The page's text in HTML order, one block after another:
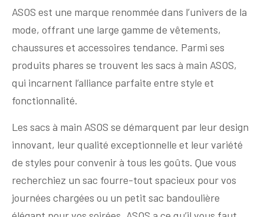
ASOS est une marque renommée dans l’univers de la
mode, offrant une large gamme de vêtements,
chaussures et accessoires tendance. Parmi ses
produits phares se trouvent les sacs à main ASOS,
qui incarnent l’alliance parfaite entre style et
fonctionnalité.
Les sacs à main ASOS se démarquent par leur design
innovant, leur qualité exceptionnelle et leur variété
de styles pour convenir à tous les goûts. Que vous
recherchiez un sac fourre-tout spacieux pour vos
journées chargées ou un petit sac bandoulière